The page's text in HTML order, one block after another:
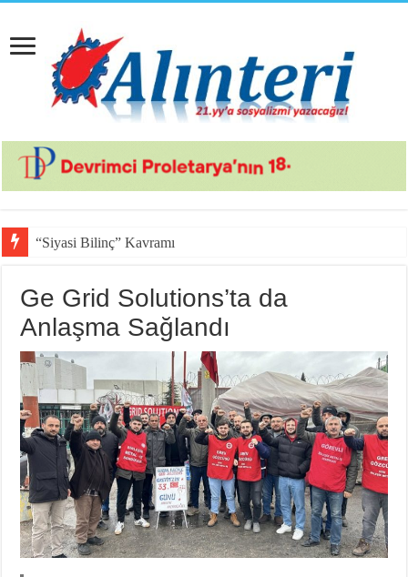
“Siyasi Bilinç” Kavramının Unsurlar
Ge Grid Solutions’ta da
Anlaşma Sağlandı